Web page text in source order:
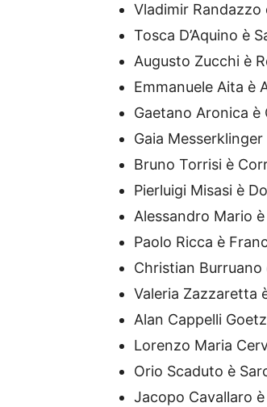
Vladimir
Tosca D’Aquino è
Augusto Zucchi è
Emmanuele Aita è
Gaetano Aronica è
Gaia
Bruno Torrisi è
Pierluigi Misasi è
Alessandro Mario
Paolo Ricca è
Christian Burruano
Valeria Zazzaretta
Alan Cappelli
Lorenzo Maria
Orio Scaduto è
Jacopo Cavallaro